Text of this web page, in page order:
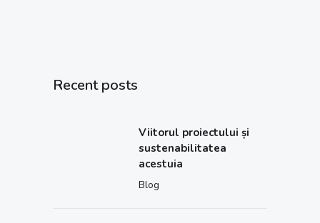
Recent posts
Viitorul proiectului și
sustenabilitatea
acestuia
Blog